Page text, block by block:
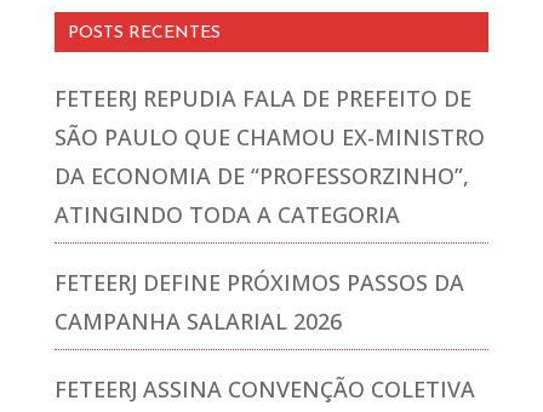
POSTS RECENTES
FETEERJ REPUDIA FALA DE PREFEITO DE
SÃO PAULO QUE CHAMOU EX-MINISTRO
DA ECONOMIA DE “PROFESSORZINHO”,
ATINGINDO TODA A CATEGORIA
FETEERJ DEFINE PRÓXIMOS PASSOS DA
CAMPANHA SALARIAL 2026
FETEERJ ASSINA CONVENÇÃO COLETIVA